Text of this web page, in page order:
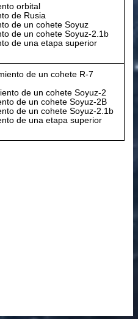
orbital
de Rusia
de un cohete Soyuz
de un cohete Soyuz-2.1b
de una etapa superior
de un cohete R-7
de un cohete Soyuz-2
de un cohete Soyuz-2B
de un cohete Soyuz-2.1b
de una etapa superior